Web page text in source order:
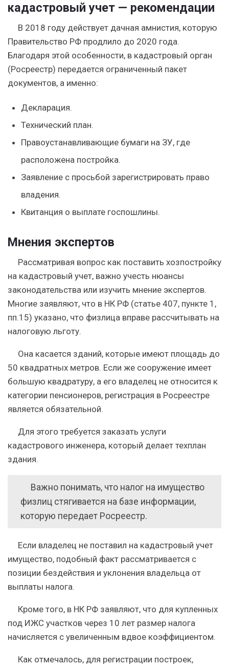
кадастровый учет — рекомендации
В 2018 году действует дачная амнистия, которую
Правительство РФ продлило до 2020 года.
Благодаря этой особенности, в кадастровый орган
(Росреестр) передается ограниченный пакет
документов, а именно:
Декларация.
Технический план.
Правоустанавливающие бумаги на ЗУ, где
расположена постройка.
Заявление с просьбой зарегистрировать право
владения.
Квитанция о выплате госпошлины.
Мнения экспертов
Рассматривая вопрос как поставить хозпостройку
на кадастровый учет, важно учесть нюансы
законодательства или изучить мнение экспертов.
Многие заявляют, что в НК РФ (статье 407, пункте 1,
пп.15) указано, что физлица вправе рассчитывать на
налоговую льготу.
Она касается зданий, которые имеют площадь до
50 квадратных метров. Если же сооружение имеет
большую квадратуру, а его владелец не относится к
категории пенсионеров, регистрация в Росреестре
является обязательной.
Для этого требуется заказать услуги
кадастрового инженера, который делает техплан
здания.
Важно понимать, что налог на имущество
физлиц стягивается на базе информации,
которую передает Росреестр.
Если владелец не поставил на кадастровый учет
имущество, подобный факт рассматривается с
позиции бездействия и уклонения владельца от
выплаты налога.
Кроме того, в НК РФ заявляют, что для купленных
под ИЖС участков через 10 лет размер налога
начисляется с увеличенным вдвое коэффициентом.
Как отмечалось, для регистрации построек,